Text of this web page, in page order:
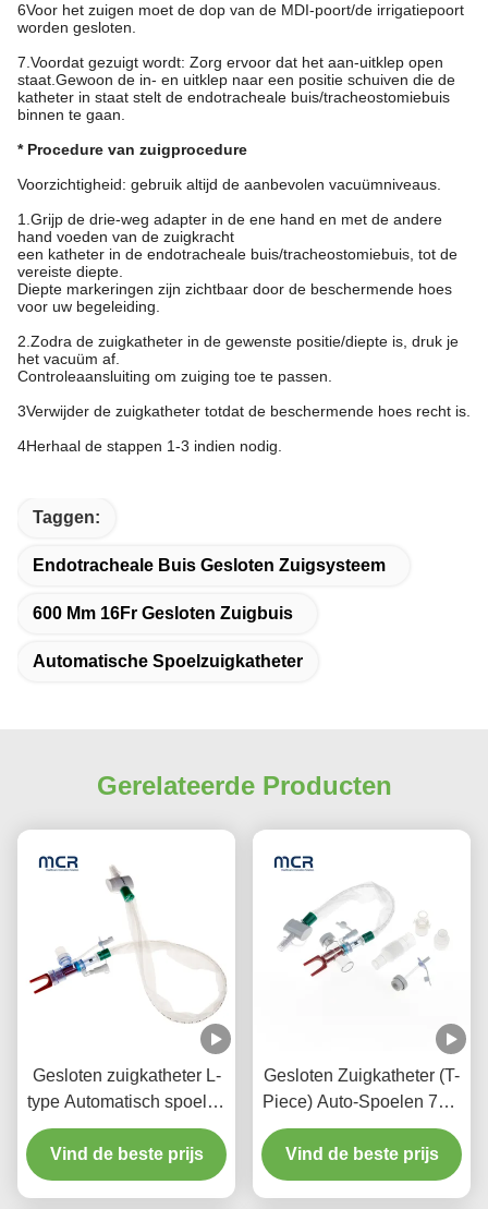
6Voor het zuigen moet de dop van de MDI-poort/de irrigatiepoort
worden gesloten.
7.Voordat gezuigt wordt: Zorg ervoor dat het aan-uitklep open
staat.Gewoon de in- en uitklep naar een positie schuiven die de
katheter in staat stelt de endotracheale buis/tracheostomiebuis
binnen te gaan.
* Procedure van zuigprocedure
Voorzichtigheid: gebruik altijd de aanbevolen vacuümniveaus.
1.Grijp de drie-weg adapter in de ene hand en met de andere
hand voeden van de zuigkracht
een katheter in de endotracheale buis/tracheostomiebuis, tot de
vereiste diepte.
Diepte markeringen zijn zichtbaar door de beschermende hoes
voor uw begeleiding.
2.Zodra de zuigkatheter in de gewenste positie/diepte is, druk je
het vacuüm af.
Controleaansluiting om zuiging toe te passen.
3Verwijder de zuigkatheter totdat de beschermende hoes recht is.
4Herhaal de stappen 1-3 indien nodig.
Taggen:
Endotracheale Buis Gesloten Zuigsysteem
600 Mm 16Fr Gesloten Zuigbuis
Automatische Spoelzuigkatheter
Gerelateerde Producten
Gesloten zuigkatheter L-
type Automatisch spoelen
10fr 72h Dubbel draaiend
elleboog Voor ziekenhuis
Vind de beste prijs
Gesloten Zuigkatheter (T-
Piece) Auto-Spoelen 72H
Voor Volwassenen
Vind de beste prijs